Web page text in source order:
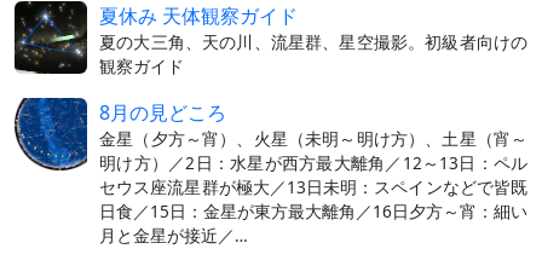
夏休み 天体観察ガイド
夏の大三角、天の川、流星群、星空撮影。初級者向けの
観察ガイド
8月の見どころ
金星（夕方～宵）、火星（未明～明け方）、土星（宵～
明け方）／2日：水星が西方最大離角／12～13日：ペル
セウス座流星群が極大／13日未明：スペインなどで皆既
日食／15日：金星が東方最大離角／16日夕方～宵：細い
月と金星が接近／…